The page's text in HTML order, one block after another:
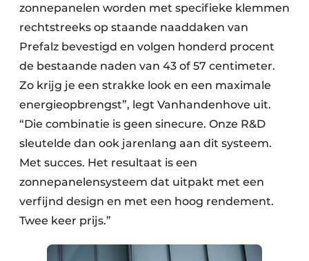
zonnepanelen worden met specifieke klemmen
rechtstreeks op staande naaddaken van
Prefalz bevestigd en volgen honderd procent
de bestaande naden van 43 of 57 centimeter.
Zo krijg je een strakke look en een maximale
energieopbrengst”, legt Vanhandenhove uit.
“Die combinatie is geen sinecure. Onze R&D
sleutelde dan ook jarenlang aan dit systeem.
Met succes. Het resultaat is een
zonnepanelensysteem dat uitpakt met een
verfijnd design en met een hoog rendement.
Twee keer prijs.”